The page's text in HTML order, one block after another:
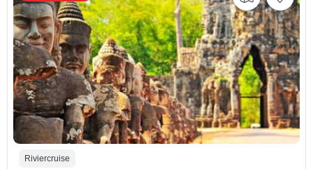
Riviercruise